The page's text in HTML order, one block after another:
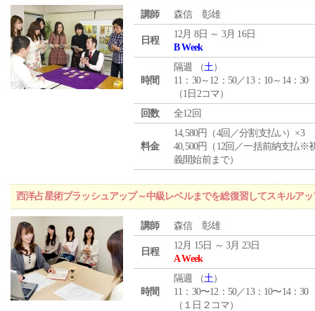
講師 森信 彰雄
日程
12月 8日 ～ 3月 16日
B Week
時間
隔週 （土）
11：30～12：50／13：10～14：30
（1日2コマ）
回数
全12回
料金
14,580円（4回／分割支払い）×3
40,500円（12回／一括前納支払※
義開始前まで）
西洋占星術ブラッシュアップ～中級レベルまでを総復習してスキルア
講師 森信 彰雄
日程
12月 15日 ～ 3月 23日
A Week
時間
隔週 （土）
11：30〜12：50／13：10〜14：30
（１日２コマ）